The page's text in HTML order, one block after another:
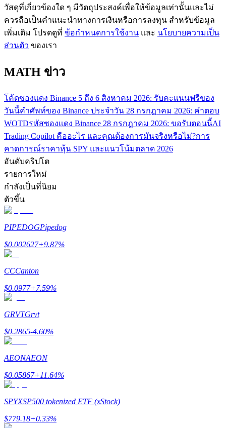
เรียนรู้วิธีการรักษาผลกำไร
ได้รับ
พาวเวอร์พิกกี้
การปักหลัก
วัสดุที่เกี่ยวข้องใด ๆ มีวัตถุประสงค์เพื่อให้ข้อมูลเท่านั้นและไม่
ควรถือเป็นคำแนะนำทางการเงินหรือการลงทุน สำหรับข้อมูล
เพิ่มเติม โปรดดูที่ ข้อกำหนดการใช้งาน และ นโยบายความเป็น
ส่วนตัว ของเรา
MATH ข่าว
โค้ดซองแดง Binance 5 ถึง 6 สิงหาคม 2026: รับคะแนนฟรีของ
วันนี้คำศัพท์ของ Binance ประจำวัน 28 กรกฎาคม 2026: คำตอบ
WOTDรหัสซองแดง Binance 28 กรกฎาคม 2026: ขอรับตอนนี้AI
Trading Copilot คืออะไร และคุณต้องการมันจริงหรือไม่?การ
คาดการณ์ราคาหุ้น SPY และแนวโน้มตลาด 2026
อันดับคริปโต
รายการใหม่
กำลังเป็นที่นิยม
ตัวขึ้น
PIPEDOGPipedog
$0.002627+9.87%
CCCanton
$0.0977+7.59%
GRVTGrvt
$0.2865-4.60%
AEONAEON
$0.05867+11.64%
SPYXSP500 tokenized ETF (xStock)
$779.18+0.33%